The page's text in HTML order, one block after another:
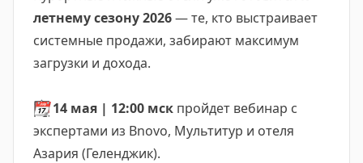
летнему сезону 2026— те, кто выстраивает
системные продажи, забирают максимум
загрузки и дохода.
📆 14 мая | 12:00 мск пройдет вебинар с
экспертами из Bnovo, Мультитур и отеля
Азария (Геленджик).